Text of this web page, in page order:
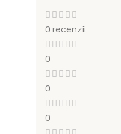
0 recenzii
0
0
0